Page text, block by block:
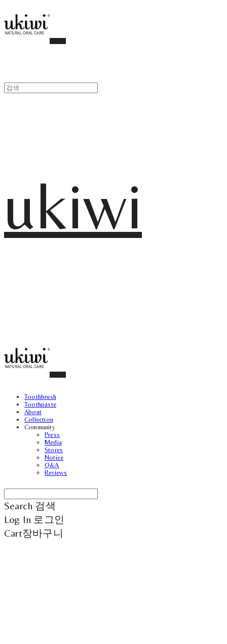
ukiwi
Toothbrush
Toothpaste
About
Collection
Community
Press
Media
Stores
Notice
Q&A
Reviews
Search 검색
Log In 로그인
Cart장바구니